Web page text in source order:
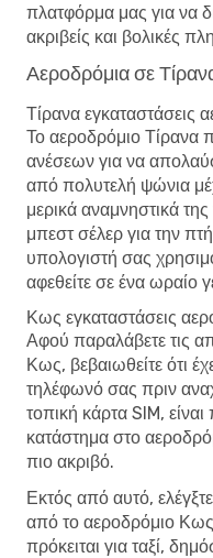
πλατφόρμα μας για να
ακριβείς και βολικές
Αεροδρόμια σε
Τίρανα εγκαταστάσεις
Το αεροδρόμιο Τίρανα
ανέσεων για να
από πολυτελή ψώνια
μερικά αναμνηστικά
μπεστ σέλερ για την
υπολογιστή σας
αφεθείτε σε ένα ωραίο
Κως εγκαταστάσεις
Αφού παραλάβετε τις
Κως, βεβαιωθείτε ότι
τηλέφωνό σας πριν
τοπική κάρτα SIM,
κατάστημα στο
πιο ακριβό.
Εκτός από αυτό,
από το αεροδρόμιο
πρόκειται για ταξί,